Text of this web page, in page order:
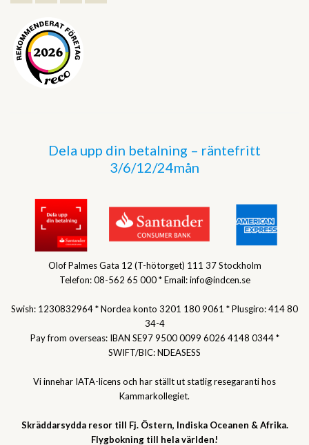
Dela upp din betalning – räntefritt
3/6/12/24mån
Olof Palmes Gata 12 (T-hötorget) 111 37 Stockholm
Telefon: 08-562 65 000 * Email: info@indcen.se
Swish: 1230832964 * Nordea konto 3201 180 9061 * Plusgiro: 414 80
34-4
Pay from overseas: IBAN SE97 9500 0099 6026 4148 0344 *
SWIFT/BIC: NDEASESS
Vi innehar IATA-licens och har ställt ut statlig resegaranti hos
Kammarkollegiet.
Skräddarsydda resor till Fj. Östern, Indiska Oceanen & Afrika.
Flygbokning till hela världen!